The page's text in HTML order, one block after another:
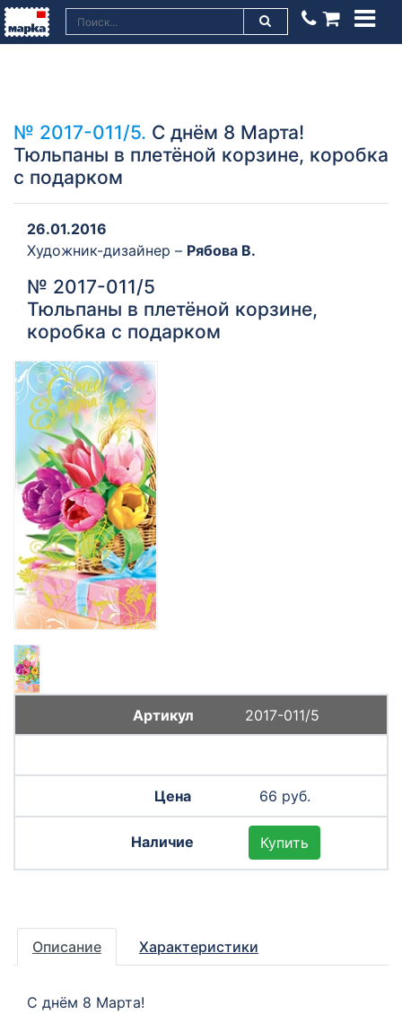
№ 2017-011/5. С днём 8 Марта!
Тюльпаны в плетёной корзине, коробка
с подарком
26.01.2016
Художник-дизайнер – Рябова В.
№ 2017-011/5
Тюльпаны в плетёной корзине,
коробка с подарком
2017-011/5
66 руб.
Купить
Описание Характеристики
С днём 8 Марта!